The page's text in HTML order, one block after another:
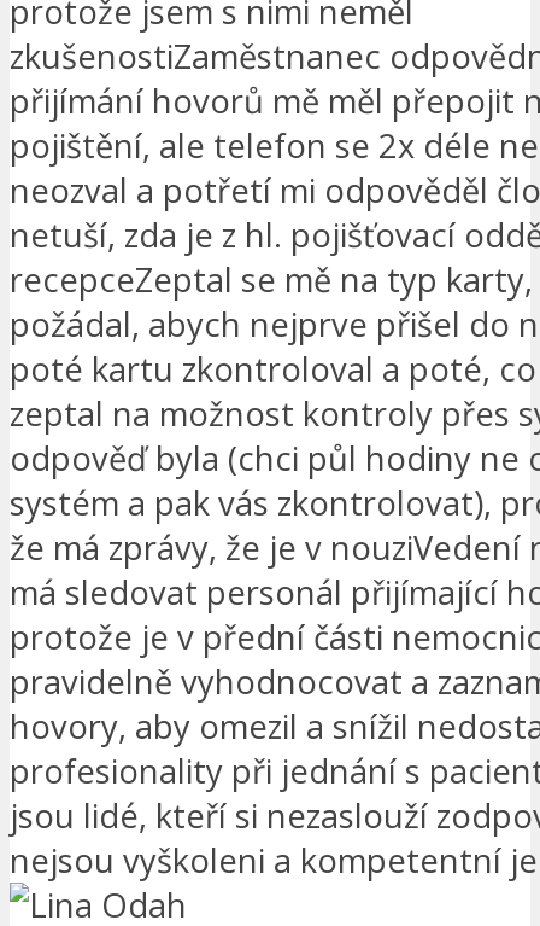
protože jsem s nimi neměl
zkušenostiZaměstnanec
přijímání hovorů mě měl přepojit
pojištění, ale telefon se 2x déle
neozval a potřetí mi odpověděl
netuší, zda je z hl. pojišťovací
recepceZeptal se mě na typ
požádal, abych nejprve přišel do
poté kartu zkontroloval a poté,
zeptal na možnost kontroly přes
odpověď byla (chci půl hodiny ne
systém a pak vás zkontrolovat),
že má zprávy, že je v nouziVedení
má sledovat personál přijímající
protože je v přední části
pravidelně vyhodnocovat a
hovory, aby omezil a snížil
profesionality při jednání s
jsou lidé, kteří si nezaslouží
nejsou vyškoleni a kompetentní